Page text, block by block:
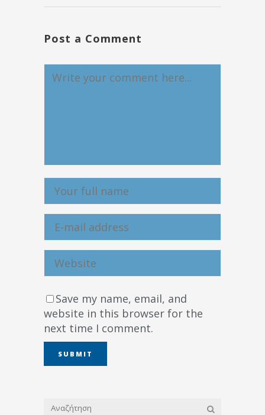
Post a Comment
Save my name, email, and
website in this browser for the
next time I comment.